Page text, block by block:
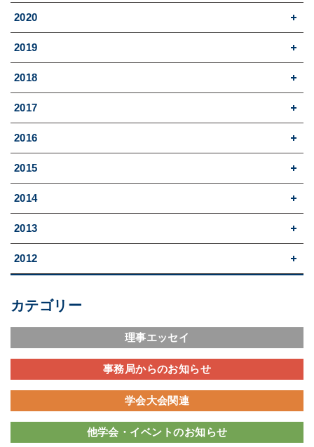
2020
2019
2018
2017
2016
2015
2014
2013
2012
カテゴリー
理事エッセイ
事務局からのお知らせ
学会大会関連
他学会・イベントのお知らせ